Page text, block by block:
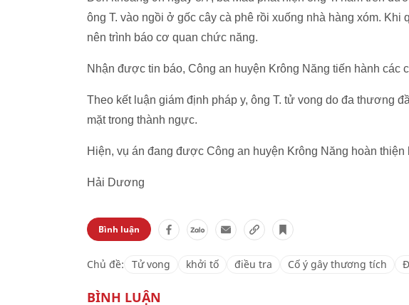
ông T. vào ngồi ở gốc cây cà phê rồi xuống nhà hàng xóm. Khi
nên trình báo cơ quan chức năng.
Nhận được tin báo, Công an huyện Krông Năng tiến hành các
Theo kết luận giám định pháp y, ông T. tử vong do đa thương
mặt trong thành ngực.
Hiện, vụ án đang được Công an huyện Krông Năng hoàn
Hải Dương
Bình luận
Chủ đề: Tử vong khởi tố điều tra Cố ý gây thương tích